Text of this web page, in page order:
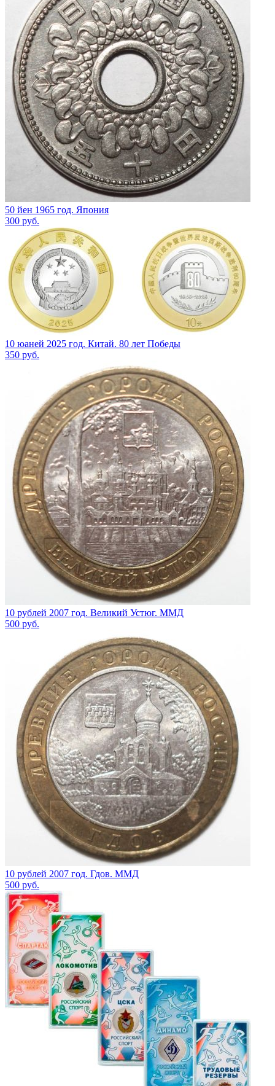
50 йен 1965 год. Япония
300 руб.
10 юаней 2025 год. Китай. 80 лет Победы
350 руб.
10 рублей 2007 год. Великий Устюг. ММД
500 руб.
10 рублей 2007 год. Гдов. ММД
500 руб.